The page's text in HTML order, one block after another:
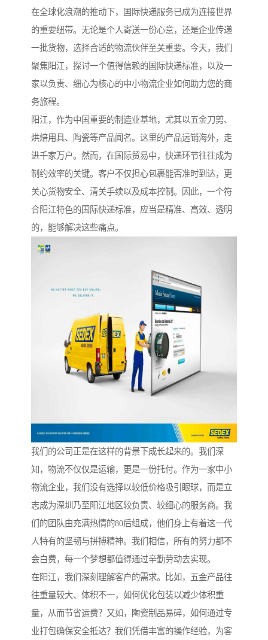
在全球化浪潮的推动下，国际快递服务已成为连接世界
的重要纽带。无论是个人寄送一份心意，还是企业传递
一批货物，选择合适的物流伙伴至关重要。今天，我们
聚焦阳江，探讨一个值得信赖的国际快递标准，以及一
家以负责、细心为核心的中小物流企业如何助力您的商
务旅程。
阳江，作为中国重要的制造业基地，尤其以五金刀剪、
烘焙用具、陶瓷等产品闻名。这里的产品远销海外，走
进千家万户。然而，在国际贸易中，快递环节往往成为
制约效率的关键。客户不仅担心包裹能否准时到达，更
关心货物安全、清关手续以及成本控制。因此，一个符
合阳江特色的国际快递标准，应当是精准、高效、透明
的，能够解决这些痛点。
我们的公司正是在这样的背景下成长起来的。我们深
知，物流不仅仅是运输，更是一份托付。作为一家中小
物流企业，我们没有选择以较低价格吸引眼球，而是立
志成为深圳乃至阳江地区较负责、较细心的服务商。我
们的团队由充满热情的80后组成，他们身上有着这一代
人特有的坚韧与拼搏精神。我们相信，所有的努力都不
会白费，每一个梦想都值得通过辛勤劳动去实现。
在阳江，我们深刻理解客户的需求。比如，五金产品往
往重量较大、体积不一，如何优化包装以减少体积重
量，从而节省运费？又如，陶瓷制品易碎，如何通过专
业打包确保安全抵达？我们凭借丰富的操作经验，为客